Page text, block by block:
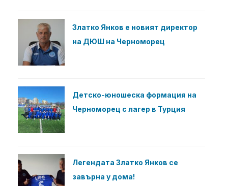
Златко Янков е новият директор
на ДЮШ на Черноморец
Детско-юношеска формация на
Черноморец с лагер в Турция
Легендата Златко Янков се
завърна у дома!